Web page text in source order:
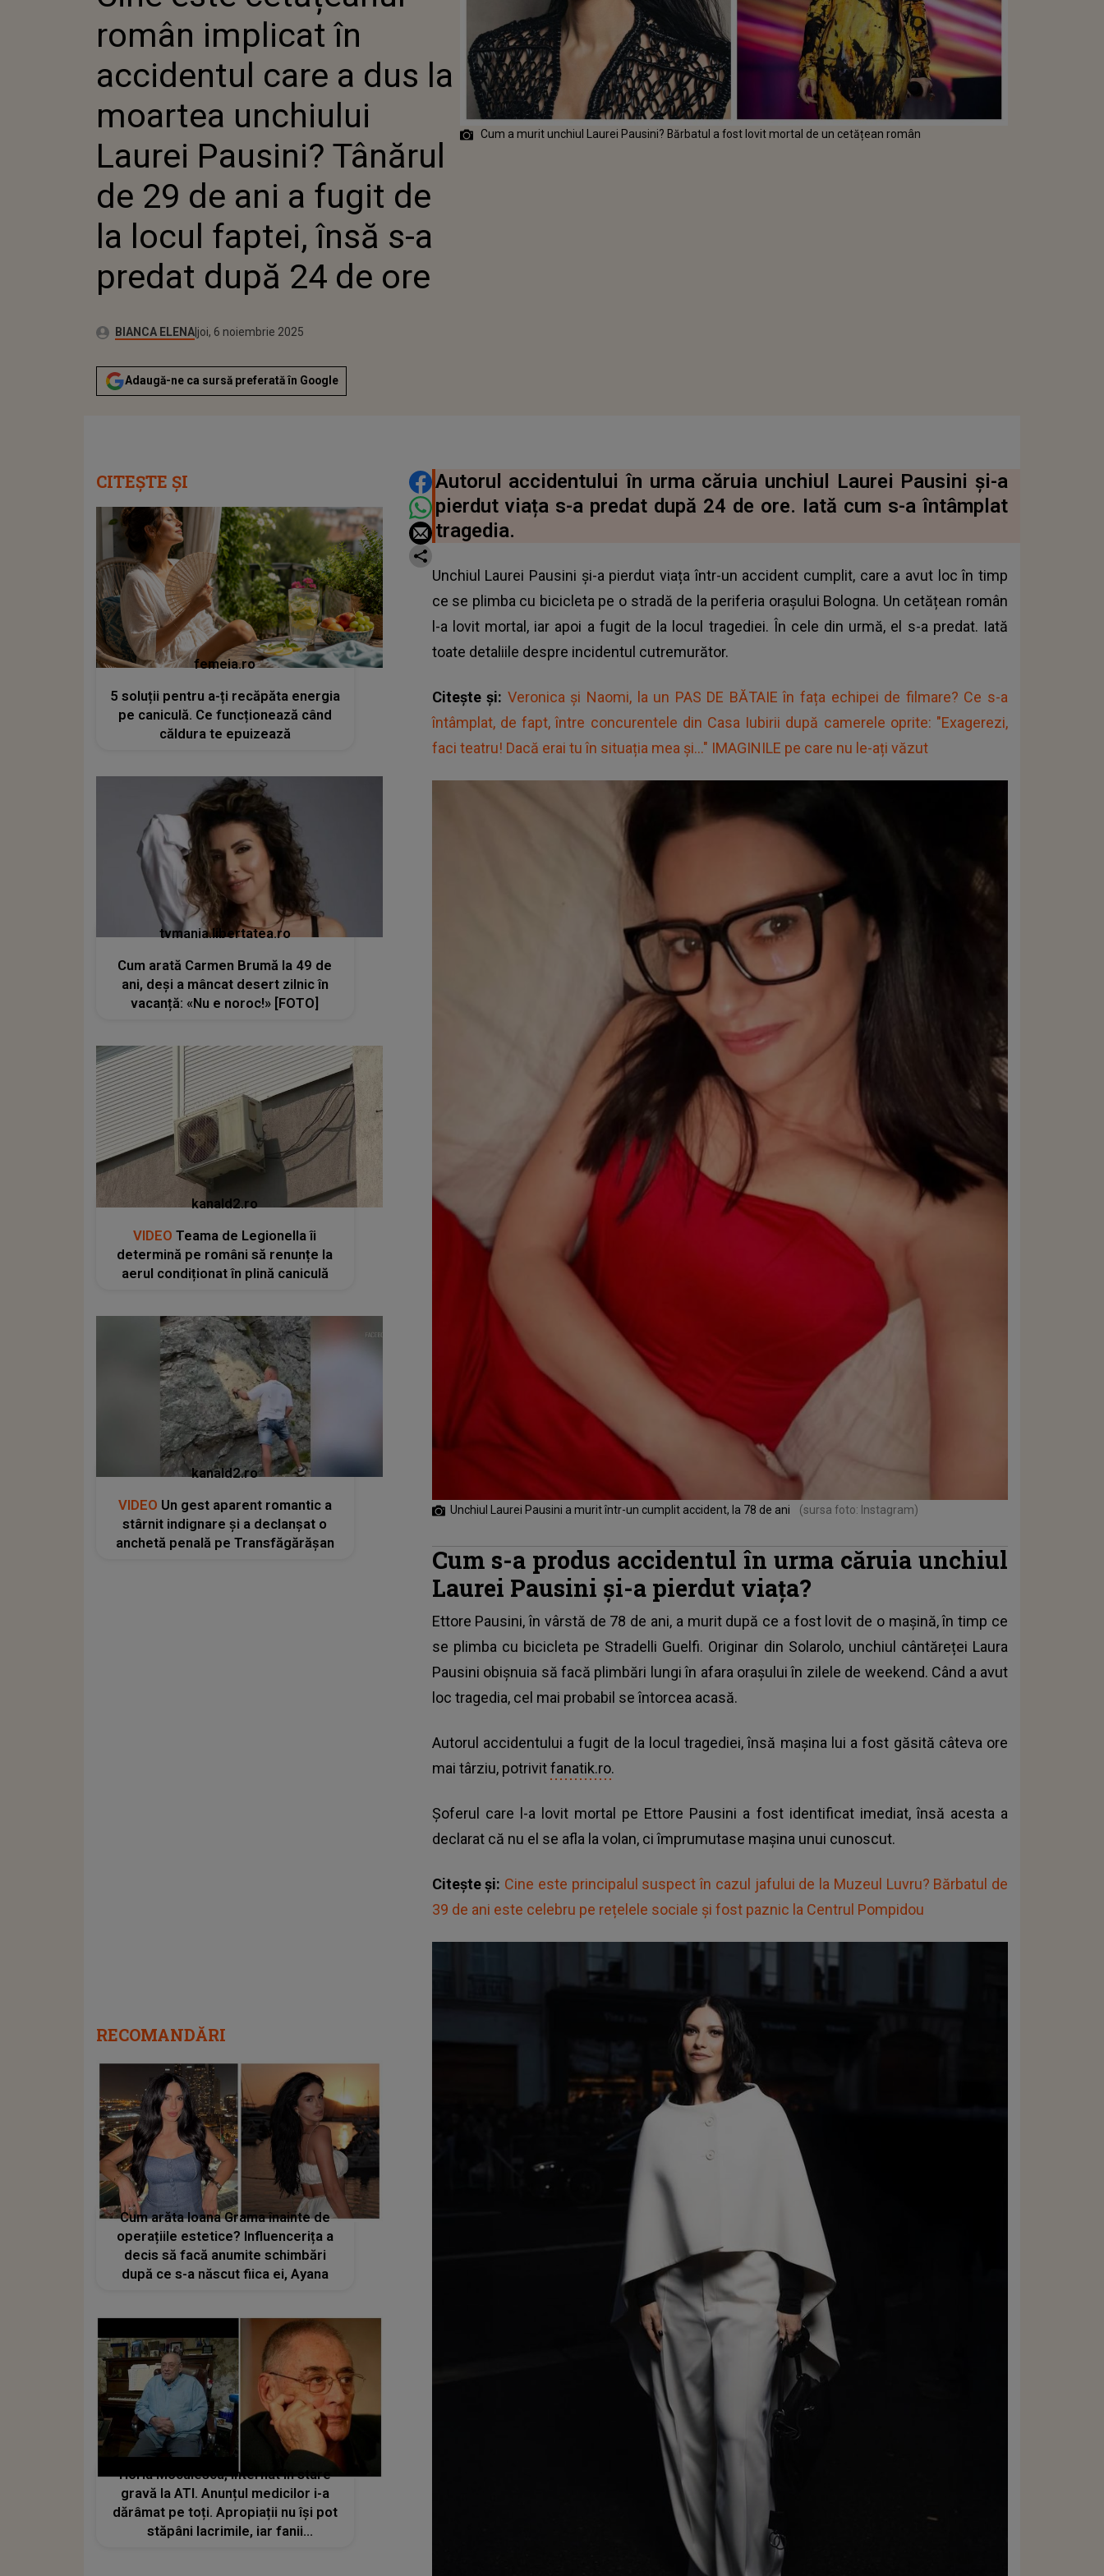
ACCIDENTUL CARE A
DUS LA MOARTEA
UNCHIULUI LAUREI
PAUSINI? TÂNĂRUL DE
29 DE ANI A FUGIT DE
LA LOCUL FAPTEI, ÎNSĂ
S-A PREDAT DUPĂ 24 DE
ORE
român implicat în
accidentul care a dus la
moartea unchiului
Laurei Pausini? Tânărul
de 29 de ani a fugit de
la locul faptei, însă s-a
predat după 24 de ore
Autor:BIANCA ELENA Publicat:
joi, 6 noiembrie 2025
Adaugă-ne ca sursă preferată în Google
Cum a murit unchiul Laurei Pausini? Bărbatul a fost lovit mortal de un cetățean român
DISTRIBUIE ARTICOLUL
Autorul accidentului în urma căruia unchiul Laurei Pausini și-a
pierdut viața s-a predat după 24 de ore. Iată cum s-a întâmplat
tragedia.
Unchiul Laurei Pausini și-a pierdut viața într-un accident cumplit, care a avut loc în timp
ce se plimba cu bicicleta pe o stradă de la periferia orașului Bologna. Un cetățean român
l-a lovit mortal, iar apoi a fugit de la locul tragediei. În cele din urmă, el s-a predat. Iată
toate detaliile despre incidentul cutremurător.
Citește și: Veronica și Naomi, la un PAS DE BĂTAIE în fața echipei de filmare? Ce s-a
întâmplat, de fapt, între concurentele din Casa Iubirii după camerele oprite: "Exagerezi,
faci teatru! Dacă erai tu în situația mea și..." IMAGINILE pe care nu le-ați văzut
Unchiul Laurei Pausini a murit într-un cumplit accident, la 78 de ani (sursa foto: Instagram)
Cum s-a produs accidentul în urma căruia unchiul
Laurei Pausini și-a pierdut viața?
Ettore Pausini, în vârstă de 78 de ani, a murit după ce a fost lovit de o mașină, în timp ce
se plimba cu bicicleta pe Stradelli Guelfi. Originar din Solarolo, unchiul cântăreței Laura
Pausini obișnuia să facă plimbări lungi în afara orașului în zilele de weekend. Când a avut
loc tragedia, cel mai probabil se întorcea acasă.
Autorul accidentului a fugit de la locul tragediei, însă mașina lui a fost găsită câteva ore
mai târziu, potrivitfanatik.ro.
Șoferul care l-a lovit mortal pe Ettore Pausini a fost identificat imediat, însă acesta a
declarat că nu el se afla la volan, ci împrumutase mașina unui cunoscut.
Citește și: Cine este principalul suspect în cazul jafului de la Muzeul Luvru? Bărbatul de
39 de ani este celebru pe rețelele sociale și fost paznic la Centrul Pompidou
CITEȘTE ȘI
femeia.ro
5 soluții pentru a-ți recăpăta energia
pe caniculă. Ce funcționează când
căldura te epuizează
tvmania.libertatea.ro
Cum arată Carmen Brumă la 49 de
ani, deși a mâncat desert zilnic în
vacanță: «Nu e noroc!» [FOTO]
kanald2.ro
VIDEO Teama de Legionella îi
determină pe români să renunțe la
aerul condiționat în plină caniculă
kanald2.ro
VIDEO Un gest aparent romantic a
stârnit indignare și a declanșat o
anchetă penală pe Transfăgărășan
RECOMANDĂRI
Cum arăta Ioana Grama înainte de
operațiile estetice? Influencerița a
decis să facă anumite schimbări
după ce s-a născut fiica ei, Ayana
Horia Moculescu, internat în stare
gravă la ATI. Anunțul medicilor i-a
dărâmat pe toți. Apropiații nu își pot
stăpâni lacrimile, iar fanii